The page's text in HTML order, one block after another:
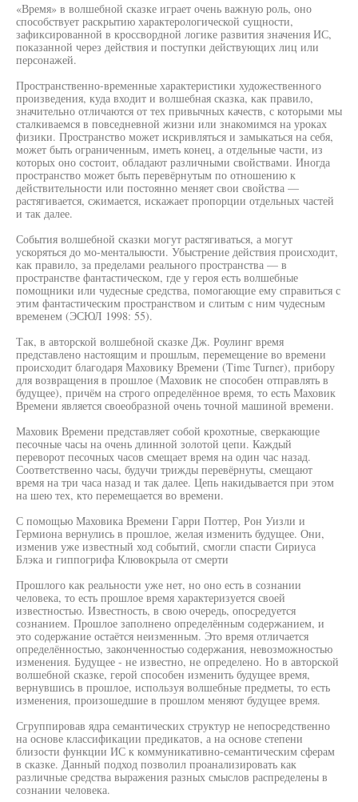
«Время» в волшебной сказке играет очень важную роль, оно
способствует раскрытию характерологической сущности,
зафиксированной в кроссвордной логике развития значения ИС,
показанной через действия и поступки действующих лиц или
персонажей.
Пространственно-временные характеристики художественного
произведения, куда входит и волшебная сказка, как правило,
значительно отличаются от тех привычных качеств, с которыми мы
сталкиваемся в повседневной жизни или знакомимся на уроках
физики. Пространство может искривляться и замыкаться на себя,
может быть ограниченным, иметь конец, а отдельные части, из
которых оно состоит, обладают различными свойствами. Иногда
пространство может быть перевёрнутым по отношению к
действительности или постоянно меняет свои свойства —
растягивается, сжимается, искажает пропорции отдельных частей
и так далее.
События волшебной сказки могут растягиваться, а могут
ускоряться до мо-менталыюсти. Убыстрение действия происходит,
как правило, за пределами реального пространства — в
пространстве фантастическом, где у героя есть волшебные
помощники или чудесные средства, помогающие ему справиться с
этим фантастическим пространством и слитым с ним чудесным
временем (ЭСЮЛ 1998: 55).
Так, в авторской волшебной сказке Дж. Роулинг время
представлено настоящим и прошлым, перемещение во времени
происходит благодаря Маховику Времени (Time Turner), прибору
для возвращения в прошлое (Маховик не способен отправлять в
будущее), причём на строго определённое время, то есть Маховик
Времени является своеобразной очень точной машиной времени.
Маховик Времени представляет собой крохотные, сверкающие
песочные часы на очень длинной золотой цепи. Каждый
переворот песочных часов смещает время на один час назад.
Соответственно часы, будучи трижды перевёрнуты, смещают
время на три часа назад и так далее. Цепь накидывается при этом
на шею тех, кто перемещается во времени.
С помощью Маховика Времени Гарри Поттер, Рон Уизли и
Гермиона вернулись в прошлое, желая изменить будущее. Они,
изменив уже известный ход событий, смогли спасти Сириуса
Блэка и гиппогрифа Клювокрыла от смерти
Прошлого как реальности уже нет, но оно есть в сознании
человека, то есть прошлое время характеризуется своей
известностью. Известность, в свою очередь, опосредуется
сознанием. Прошлое заполнено определённым содержанием, и
это содержание остаётся неизменным. Это время отличается
определённостью, законченностью содержания, невозможностью
изменения. Будущее - не известно, не определено. Но в авторской
волшебной сказке, герой способен изменить будущее время,
вернувшись в прошлое, используя волшебные предметы, то есть
изменения, произошедшие в прошлом меняют будущее время.
Сгруппировав ядра семантических структур не непосредственно
на основе классификации предикатов, а на основе степени
близости функции ИС к коммуникативно-семантическим сферам
в сказке. Данный подход позволил проанализировать как
различные средства выражения разных смыслов распределены в
сознании человека.